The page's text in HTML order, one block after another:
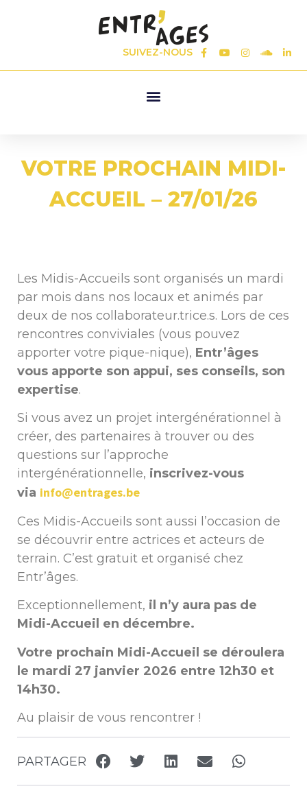
SUIVEZ-NOUS
VOTRE PROCHAIN MIDI-
ACCUEIL – 27/01/26
Les Midis-Accueils sont organisés un mardi
par mois dans nos locaux et animés par
deux de nos collaborateur.trice.s. Lors de ces
rencontres conviviales (vous pouvez
apporter votre pique-nique), Entr’âges
vous apporte son appui, ses conseils, son
expertise.
Si vous avez un projet intergénérationnel à
créer, des partenaires à trouver ou des
questions sur l’approche
intergénérationnelle, inscrivez-vous
via info@entrages.be
Ces Midis-Accueils sont aussi l’occasion de
se découvrir entre actrices et acteurs de
terrain. C’est gratuit et organisé chez
Entr’âges.
Exceptionnellement, il n’y aura pas de
Midi-Accueil en décembre.
Votre prochain Midi-Accueil se déroulera
le mardi 27 janvier 2026 entre 12h30 et
14h30.
Au plaisir de vous rencontrer !
PARTAGER